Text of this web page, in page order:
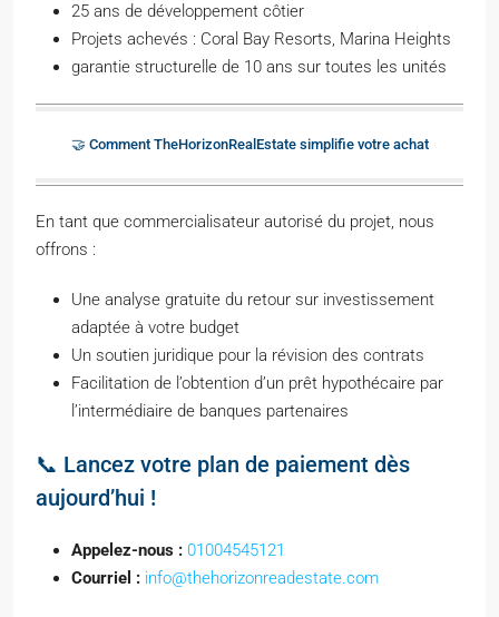
25 ans de développement côtier
Projets achevés : Coral Bay Resorts, Marina Heights
garantie structurelle de 10 ans sur toutes les unités
🤝 Comment TheHorizonRealEstate simplifie votre achat
En tant que commercialisateur autorisé du projet, nous
offrons :
Une analyse gratuite du retour sur investissement
adaptée à votre budget
Un soutien juridique pour la révision des contrats
Facilitation de l’obtention d’un prêt hypothécaire par
l’intermédiaire de banques partenaires
📞 Lancez votre plan de paiement dès
aujourd’hui !
Appelez-nous : 01004545121
Courriel : info@thehorizonreadestate.com